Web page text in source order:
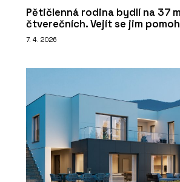
Pětičlenná rodina bydlí na 37
čtverečních. Vejít se jim
7. 4. 2026